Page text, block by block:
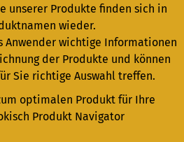
unserer Produkte finden sich in
wieder.
Anwender wichtige Informationen
der Produkte und können
Sie richtige Auswahl treffen.
optimalen Produkt für Ihre
Produkt Navigator